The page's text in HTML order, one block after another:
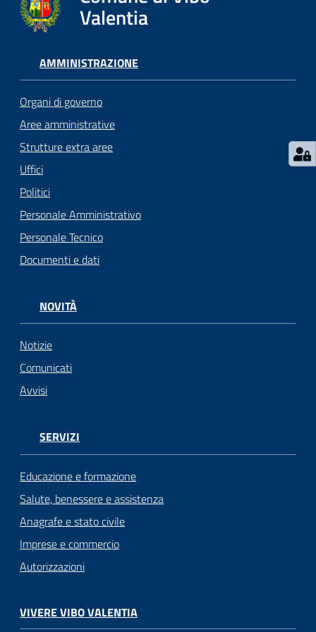
argomenti...
Seguici
su
Valentia
AMMINISTRAZIONE
Organi di governo
Aree amministrative
Strutture extra aree
Uffici
Politici
Personale Amministrativo
Personale Tecnico
Documenti e dati
NOVITÀ
Notizie
Comunicati
Avvisi
SERVIZI
Educazione e formazione
Salute, benessere e assistenza
Anagrafe e stato civile
Imprese e commercio
Autorizzazioni
VIVERE VIBO VALENTIA